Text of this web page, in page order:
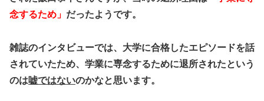
念するため」 だったようです。
雑誌のインタビューでは、大学に合格したエピソードを話
されていたため、学業に専念するために退所されたという
のは嘘ではないのかなと思います。